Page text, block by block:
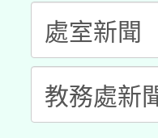
月28日